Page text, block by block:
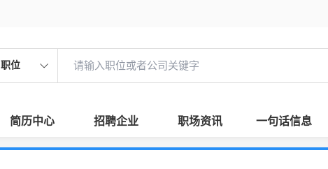
职位
简历中心 招聘企业 职场资讯 一句话信息